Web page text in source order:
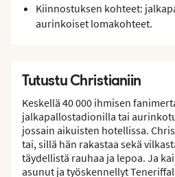
Kiinnostuksen kohteet:
aurinkoiset lomakohteet.
Tutustu Christianiin
Keskellä 40 000 ihmisen
jalkapallostadionilla tai
jossain aikuisten hotellissa.
tai, sillä hän rakastaa sekä
täydellistä rauhaa ja lepoa. Ja
asunut ja työskennellyt